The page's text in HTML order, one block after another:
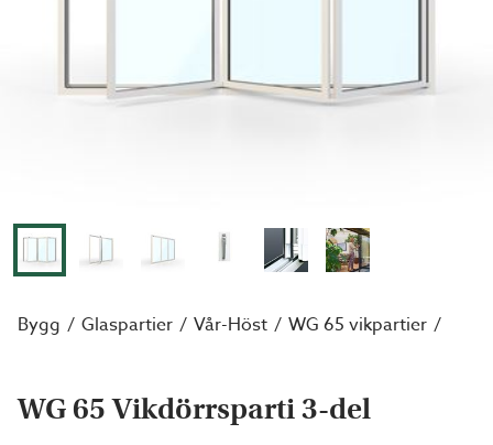
Bygg Glaspartier Vår-Höst WG 65 vikpartier
WG 65 Vikdörrsparti 3-del